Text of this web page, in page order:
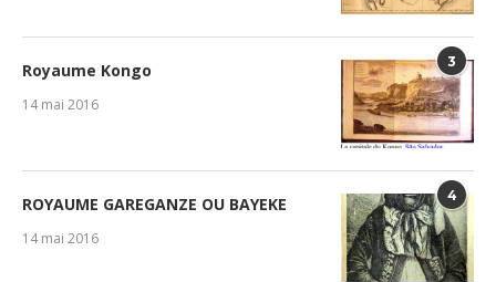
3
Royaume Kongo
14 mai 2016
4
ROYAUME GAREGANZE OU BAYEKE
14 mai 2016